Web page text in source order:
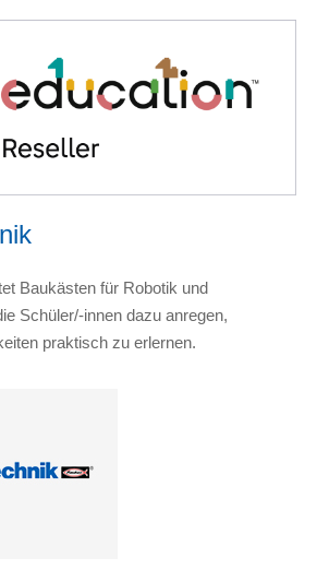
Baukästen für Robotik und
Schüler/-innen dazu anregen,
praktisch zu erlernen.